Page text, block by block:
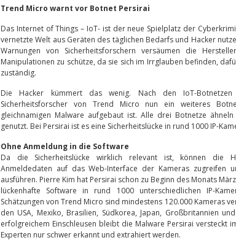
Trend Micro warnt vor Botnet Persirai
Das Internet of Things – IoT- ist der neue Spielplatz der
vernetzte Welt aus Geräten des täglichen Bedarfs und Hacker
Warnungen von Sicherheitsforschern versäumen die
Manipulationen zu schütze, da sie sich im Irrglauben befinden,
zuständig.
Die Hacker kümmert das wenig. Nach den IoT-
Sicherheitsforscher von Trend Micro nun ein weiteres
gleichnamigen Malware aufgebaut ist. Alle drei Botnetze
genutzt. Bei Persirai ist es eine Sicherheitslücke in rund 1000 IP-
Ohne Anmeldung in die Software
Da die Sicherheitslücke wirklich relevant ist, können die
Anmeldedaten auf das Web-Interface der Kameras zugreifen
ausführen. Pierre Kim hat Persirai schon zu Beginn des Monats
lückenhafte Software in rund 1000 unterschiedlichen IP-
Schätzungen von Trend Micro sind mindestens 120.000 Kameras
den USA, Mexiko, Brasilien, Südkorea, Japan, Großbritannien
erfolgreichem Einschleusen bleibt die Malware Persirai versteckt
Experten nur schwer erkannt und extrahiert werden.